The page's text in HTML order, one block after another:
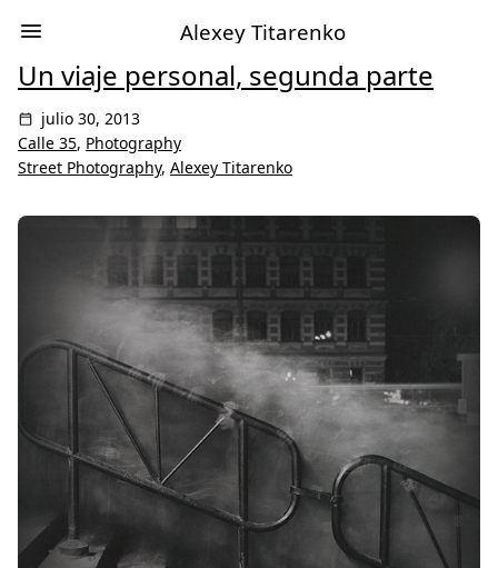
Alexey Titarenko
Un viaje personal, segunda parte
julio 30, 2013
Calle 35, Photography
Street Photography, Alexey Titarenko